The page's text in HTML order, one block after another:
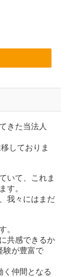
きた当法人
しておりま
いて、これま
す。
我々にはまだ
。
共感できるか
が豊富で
く仲間となる